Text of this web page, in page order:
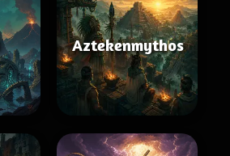
Aztekenmythos